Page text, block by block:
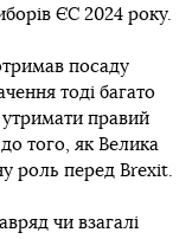
ЄС 2024 року.
посаду
тоді багато
правий
того, як Велика
роль перед Brexit.
чи взагалі